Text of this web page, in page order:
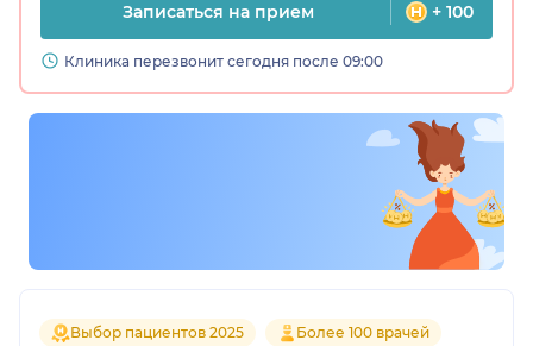
Записаться на прием + 100
Клиника перезвонит сегодня после 09:00
Выбор пациентов 2025 Более 100 врачей